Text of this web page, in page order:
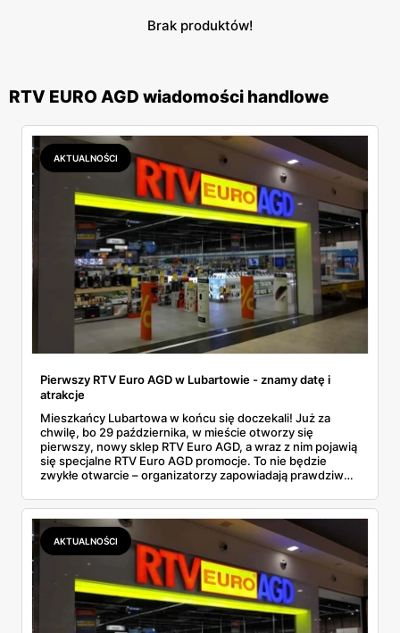
Brak produktów!
RTV EURO AGD wiadomości handlowe
AKTUALNOŚCI
Pierwszy RTV Euro AGD w Lubartowie - znamy datę i
atrakcje
Mieszkańcy Lubartowa w końcu się doczekali! Już za
chwilę, bo 29 października, w mieście otworzy się
pierwszy, nowy sklep RTV Euro AGD, a wraz z nim pojawią
się specjalne RTV Euro AGD promocje. To nie będzie
zwykłe otwarcie – organizatorzy zapowiadają prawdziwe
górę atrakcyjnych ofert. Jeśli planujesz zakupy elektroniki
lub AGD, lepiej wstrzymaj się jeszcze przez chwilę i
sprawdź, co sieć przygotowała na ten wyjątkowy dzień.
AKTUALNOŚCI